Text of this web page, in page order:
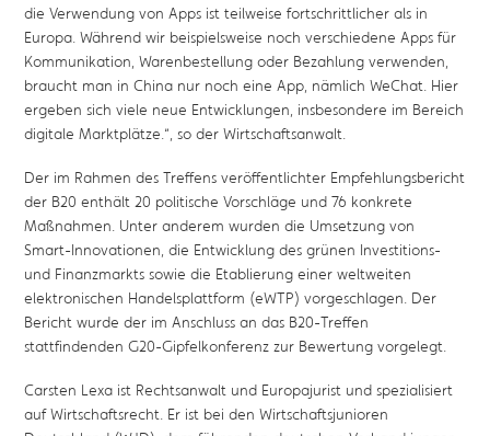
die Verwendung von Apps ist teilweise fortschrittlicher als in
Europa. Während wir beispielsweise noch verschiedene Apps für
Kommunikation, Warenbestellung oder Bezahlung verwenden,
braucht man in China nur noch eine App, nämlich WeChat. Hier
ergeben sich viele neue Entwicklungen, insbesondere im Bereich
digitale Marktplätze.“, so der Wirtschaftsanwalt.
Der im Rahmen des Treffens veröffentlichter Empfehlungsbericht
der B20 enthält 20 politische Vorschläge und 76 konkrete
Maßnahmen. Unter anderem wurden die Umsetzung von
Smart-Innovationen, die Entwicklung des grünen Investitions-
und Finanzmarkts sowie die Etablierung einer weltweiten
elektronischen Handelsplattform (eWTP) vorgeschlagen. Der
Bericht wurde der im Anschluss an das B20-Treffen
stattfindenden G20-Gipfelkonferenz zur Bewertung vorgelegt.
Carsten Lexa ist Rechtsanwalt und Europajurist und spezialisiert
auf Wirtschaftsrecht. Er ist bei den Wirtschaftsjunioren